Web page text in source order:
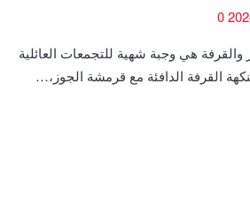
والقرفة هي وجبة شهية للتجمعات العائلية
القرفة الدافئة مع قرمشة الجوز،…